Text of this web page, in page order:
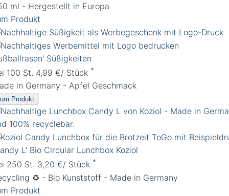
ml - Hergestellt in Europa
Produkt
Süßigkeiten
100 St. 4,99 €/ Stück *
in Germany - Apfel Geschmack
Produkt
L' Bio Circular Lunchbox Koziol
250 St. 3,20 €/ Stück *
♻️ - Bio Kunststoff - Made in Germany
Produkt